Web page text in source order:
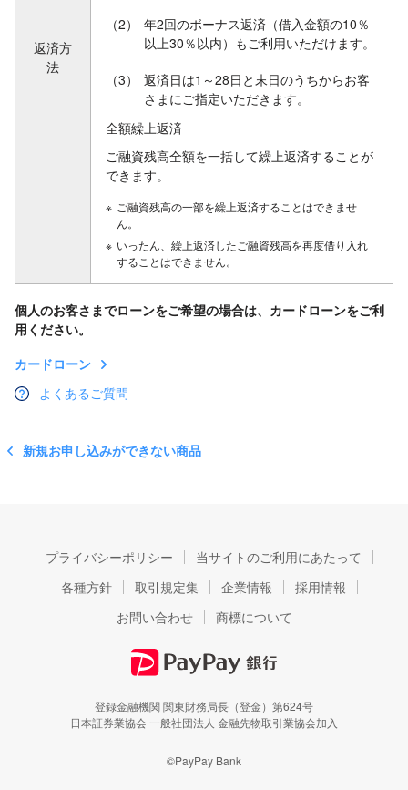
返済方
法
（2）
年2回のボーナス返済（借入金額の10％
以上30％以内）もご利用いただけます。
（3）
返済日は1～28日と末日のうちからお客
さまにご指定いただきます。
全額繰上返済
ご融資残高全額を一括して繰上返済することが
できます。
※ ご融資残高の一部を繰上返済することはできませ
ん。
※ いったん、繰上返済したご融資残高を再度借り入れ
することはできません。
個人のお客さまでローンをご希望の場合は、カードローンをご利
用ください。
カードローン
よくあるご質問
新規お申し込みができない商品
プライバシーポリシー
当サイトのご利用にあたって
各種方針
取引規定集 企業情報
採用情報
お問い合わせ
商標について
登録金融機関 関東財務局長（登金）第624号
日本証券業協会 一般社団法人 金融先物取引業協会加入
©PayPay Bank